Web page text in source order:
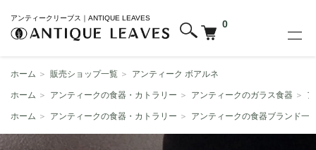
アンティークリーブス｜ANTIQUE LEAVES
0
ホーム ＞ 販売ショップ一覧 ＞ アンティーク ボアルネ
ホーム ＞ アンティークの食器・カトラリー ＞ アンティークのガラス食器 ＞
ホーム ＞ アンティークの食器・カトラリー ＞ アンティークの食器ブランド一